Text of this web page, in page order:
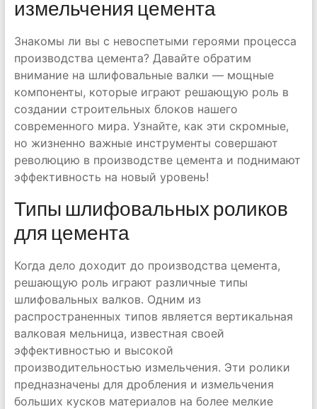
измельчения цемента
Знакомы ли вы с невоспетыми героями процесса
производства цемента? Давайте обратим
внимание на шлифовальные валки — мощные
компоненты, которые играют решающую роль в
создании строительных блоков нашего
современного мира. Узнайте, как эти скромные,
но жизненно важные инструменты совершают
революцию в производстве цемента и поднимают
эффективность на новый уровень!
Типы шлифовальных роликов
для цемента
Когда дело доходит до производства цемента,
решающую роль играют различные типы
шлифовальных валков. Одним из
распространенных типов является вертикальная
валковая мельница, известная своей
эффективностью и высокой
производительностью измельчения. Эти ролики
предназначены для дробления и измельчения
больших кусков материалов на более мелкие